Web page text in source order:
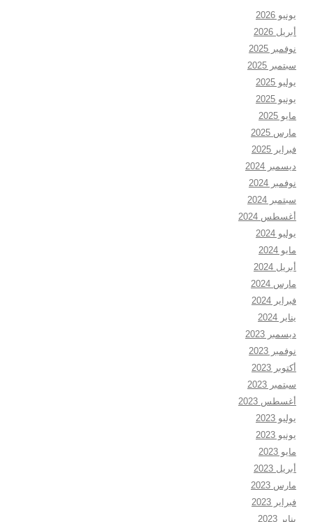
يونيو 2026
أبريل 2026
نوفمبر 2025
سبتمبر 2025
يوليو 2025
يونيو 2025
مايو 2025
مارس 2025
فبراير 2025
ديسمبر 2024
نوفمبر 2024
سبتمبر 2024
أغسطس 2024
يوليو 2024
مايو 2024
أبريل 2024
مارس 2024
فبراير 2024
يناير 2024
ديسمبر 2023
نوفمبر 2023
أكتوبر 2023
سبتمبر 2023
أغسطس 2023
يوليو 2023
يونيو 2023
مايو 2023
أبريل 2023
مارس 2023
فبراير 2023
يناير 2023